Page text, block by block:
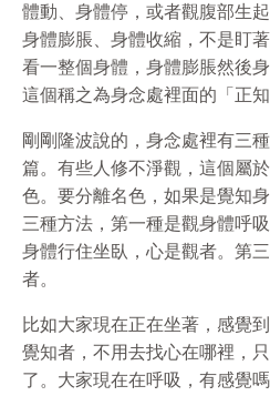
體動、身體停，或者觀腹部生
身體膨脹、身體收縮，不是盯
看一整個身體，身體膨脹然後
這個稱之為身念處裡面的「正知
剛剛隆波說的，身念處裡有三
篇。有些人修不淨觀，這個屬
色。要分離名色，如果是覺知
三種方法，第一種是觀身體呼
身體行住坐臥，心是觀者。第
者。
比如大家現在正在坐著，感覺
覺知者，不用去找心在哪裡，
了。大家現在在呼吸，有感覺